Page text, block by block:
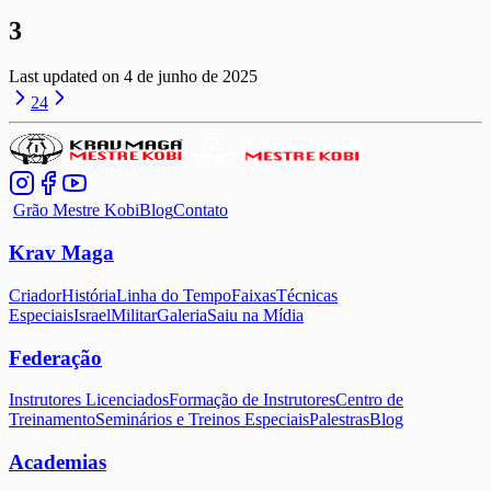
3
Last updated on 4 de junho de 2025
24
Grão Mestre KobiBlogContato
Krav Maga
CriadorHistóriaLinha do TempoFaixasTécnicas
EspeciaisIsraelMilitarGaleriaSaiu na Mídia
Federação
Instrutores LicenciadosFormação de InstrutoresCentro de
TreinamentoSeminários e Treinos EspeciaisPalestrasBlog
Academias